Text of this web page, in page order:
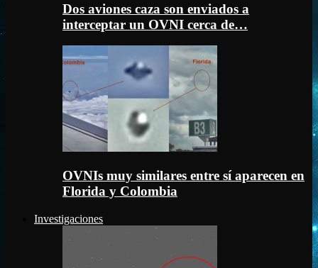
Dos aviones caza son enviados a
interceptar un OVNI cerca de…
OVNIs muy similares entre sí aparecen en
Florida y Colombia
Investigaciones